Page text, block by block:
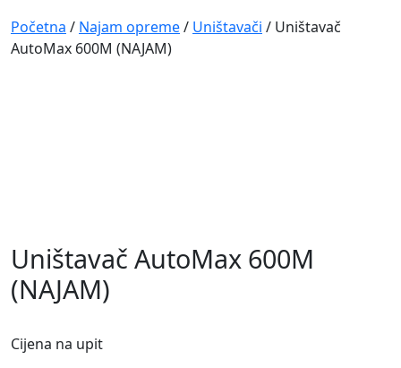
Navigation
Početna / Najam opreme/ Uništavači / Uništavač
AutoMax 600M (NAJAM)
Uništavač AutoMax 600M
(NAJAM)
Cijena na upit